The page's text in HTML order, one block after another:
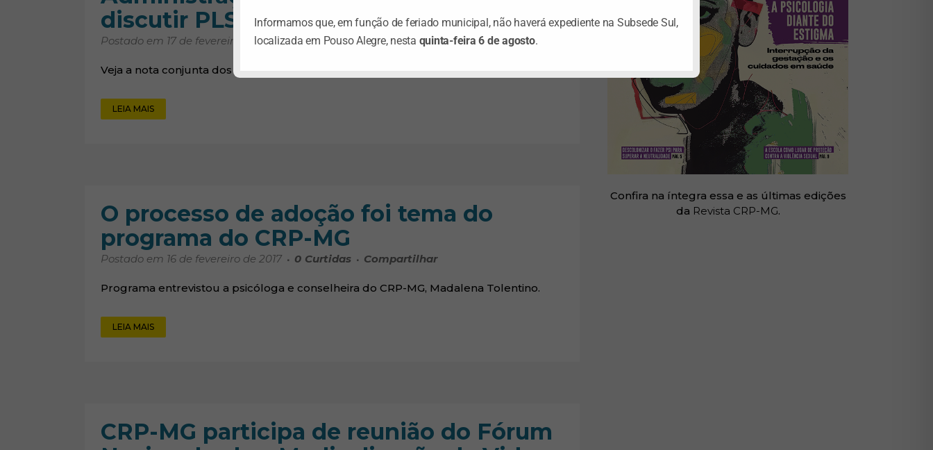
discutir PLS nº 439/2015
Postado em 17 de fevereiro de 2017 0 Curtidas Compartilhar
Veja a nota conjunta dos dois Conselhos sobre o assunto.
LEIA MAIS
O processo de adoção foi tema do
programa do CRP-MG
Postado em 16 de fevereiro de 2017 0 Curtidas Compartilhar
Programa entrevistou a psicóloga e conselheira do CRP-MG, Madalena Tolentino.
LEIA MAIS
CRP-MG participa de reunião do Fórum
Confira na íntegra essa e as últimas edições
da Revista CRP-MG.
Informamos que, em função de feriado municipal, não haverá expediente na Subsede Sul,
localizada em Pouso Alegre, nesta quinta-feira 6 de agosto.